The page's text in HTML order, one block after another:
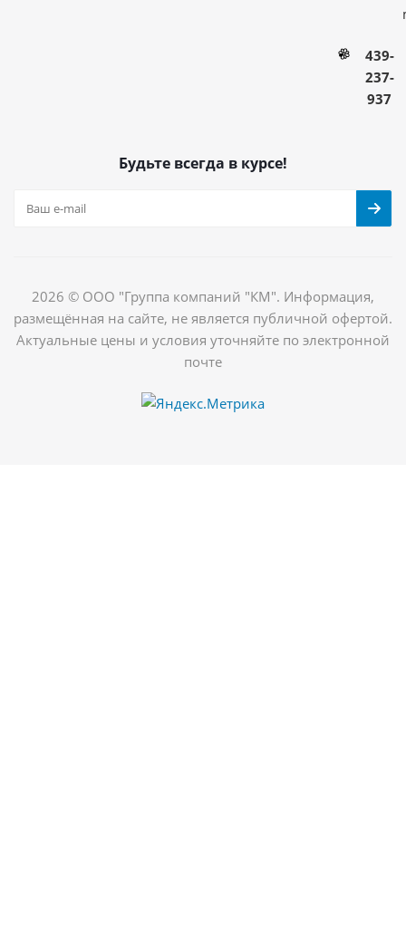
439-
237-
937
Будьте всегда в курсе!
2026 © ООО "Группа компаний "КМ". Информация,
размещённая на сайте, не является публичной офертой.
Актуальные цены и условия уточняйте по электронной
почте